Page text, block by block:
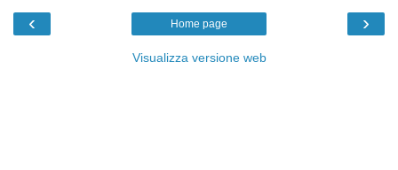
‹ ›
Home page
Visualizza versione web